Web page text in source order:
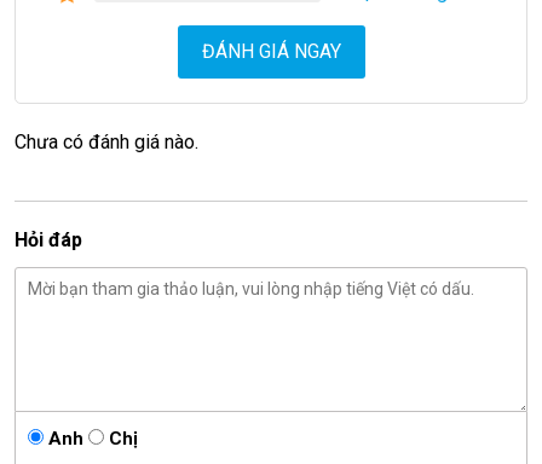
ĐÁNH GIÁ NGAY
Chưa có đánh giá nào.
Hỏi đáp
Anh Chị